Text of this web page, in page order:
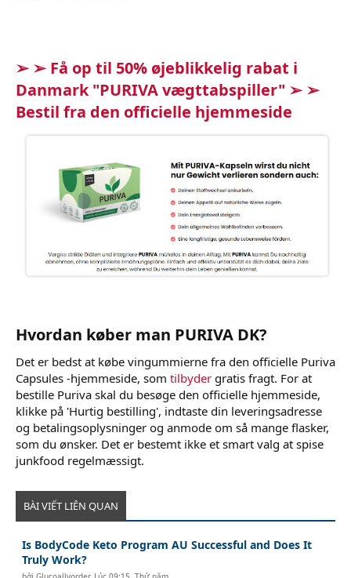
➢ ➢ Få op til 50% øjeblikkelig rabat i
Danmark "PURIVA vægttabspiller" ➢ ➢
Bestil fra den officielle hjemmeside
Hvordan køber man PURIVA DK?
Det er bedst at købe vingummierne fra den officielle Puriva
Capsules -hjemmeside, som tilbyder gratis fragt. For at
bestille Puriva skal du besøge den officielle hjemmeside,
klikke på 'Hurtig bestilling', indtaste din leveringsadresse
og betalingsoplysninger og anmode om så mange flasker,
som du ønsker. Det er bestemt ikke et smart valg at spise
junkfood regelmæssigt.
BÀI VIẾT LIÊN QUAN
Is BodyCode Keto Program AU Successful and Does It
Truly Work?